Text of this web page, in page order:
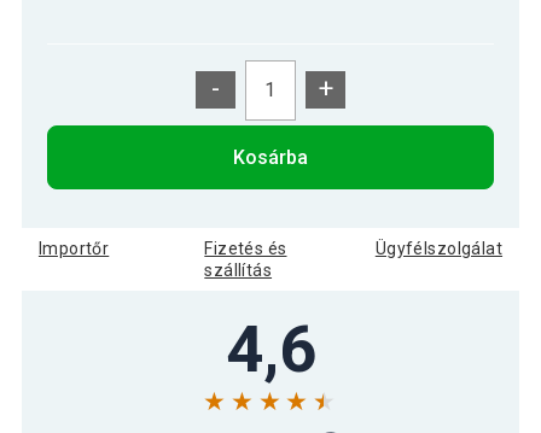
- +
Kosárba
Importőr
Fizetés és
szállítás
Ügyfélszolgálat
4,6